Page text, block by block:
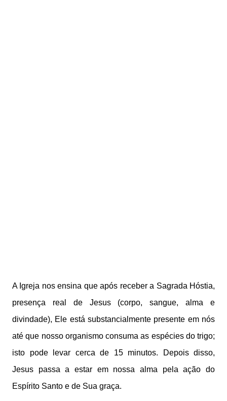
A Igreja nos ensina que após receber a Sagrada Hóstia,
presença real de Jesus (corpo, sangue, alma e
divindade), Ele está substancialmente presente em nós
até que nosso organismo consuma as espécies do trigo;
isto pode levar cerca de 15 minutos. Depois disso,
Jesus passa a estar em nossa alma pela ação do
Espírito Santo e de Sua graça.